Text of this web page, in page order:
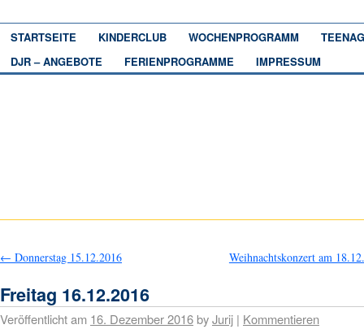
STARTSEITE KINDERCLUB WOCHENPROGRAMM
DJR – ANGEBOTE
FERIENPROGRAMME IMPRESSUM
← Donnerstag 15.12.2016 Weihnachtskonzert am
Freitag 16.12.2016
Veröffentlicht am 16. Dezember 2016byJurij | Kommentieren